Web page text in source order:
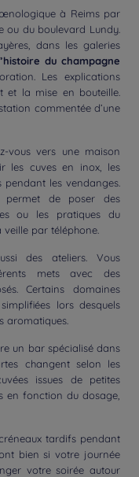
à Reims par
ou du boulevard Lundy.
dans les galeries
du champagne
Les explications
et la mise en bouteille.
commentée d’une
vous vers une maison
les cuves en inox, les
pendant les vendanges.
permet de poser des
ou les pratiques du
par téléphone.
des ateliers. Vous
mets avec des
Certains domaines
lors desquels
aromatiques.
un bar spécialisé dans
changent selon les
issues de petites
en fonction du dosage,
tardifs pendant
bien si votre journée
votre soirée autour